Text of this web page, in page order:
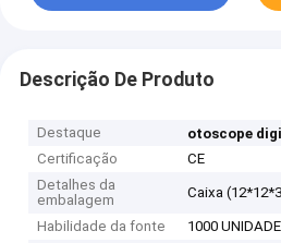
Descrição De Produto
Destaque otoscope
Certificação
CE
Detalhes da
embalagem
Caixa
Habilidade da fonte
1000